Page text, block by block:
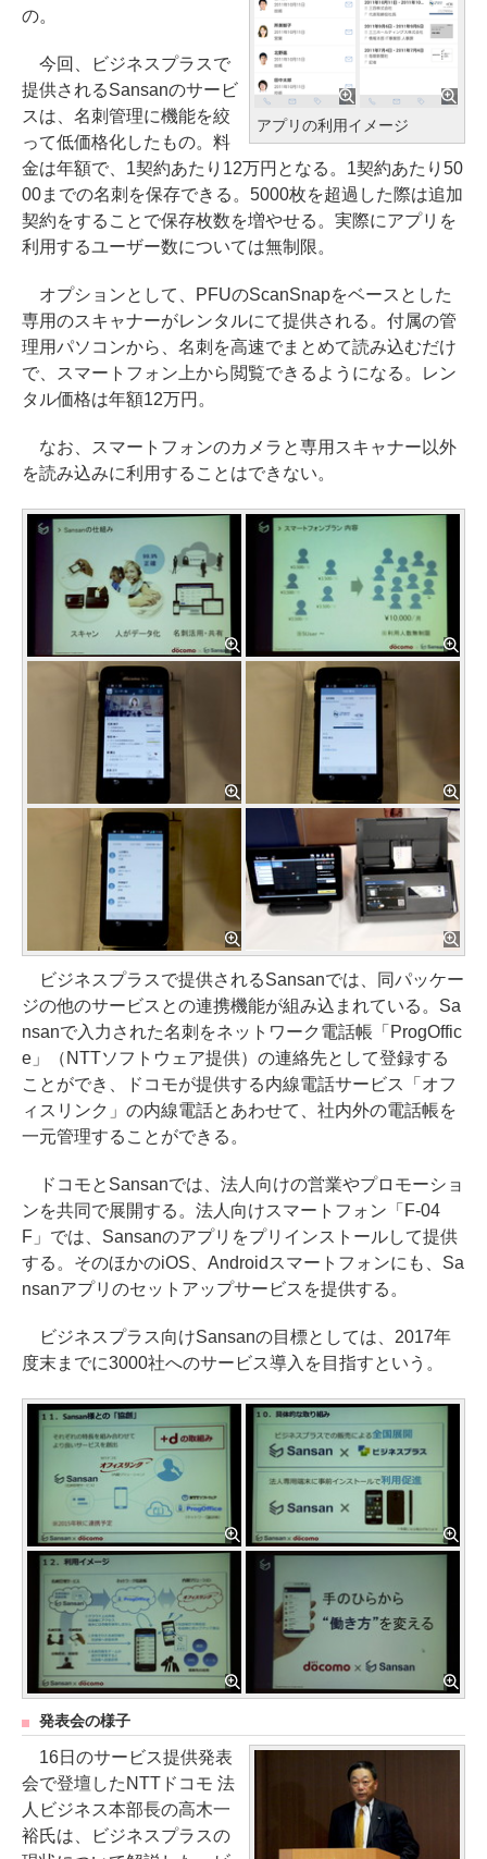
アプリの利用イメージ
の。
今回、ビジネスプラスで
提供されるSansanのサービ
スは、名刺管理に機能を絞
って低価格化したもの。料
金は年額で、1契約あたり12万円となる。1契約あたり50
00までの名刺を保存できる。5000枚を超過した際は追加
契約をすることで保存枚数を増やせる。実際にアプリを
利用するユーザー数については無制限。
オプションとして、PFUのScanSnapをベースとした
専用のスキャナーがレンタルにて提供される。付属の管
理用パソコンから、名刺を高速でまとめて読み込むだけ
で、スマートフォン上から閲覧できるようになる。レン
タル価格は年額12万円。
なお、スマートフォンのカメラと専用スキャナー以外
を読み込みに利用することはできない。
ビジネスプラスで提供されるSansanでは、同パッケー
ジの他のサービスとの連携機能が組み込まれている。Sa
nsanで入力された名刺をネットワーク電話帳「ProgOffic
e」（NTTソフトウェア提供）の連絡先として登録する
ことができ、ドコモが提供する内線電話サービス「オフ
ィスリンク」の内線電話とあわせて、社内外の電話帳を
一元管理することができる。
ドコモとSansanでは、法人向けの営業やプロモーショ
ンを共同で展開する。法人向けスマートフォン「F-04
F」では、Sansanのアプリをプリインストールして提供
する。そのほかのiOS、Androidスマートフォンにも、Sa
nsanアプリのセットアップサービスを提供する。
ビジネスプラス向けSansanの目標としては、2017年
度末までに3000社へのサービス導入を目指すという。
発表会の様子
16日のサービス提供発表
会で登壇したNTTドコモ 法
人ビジネス本部長の高木一
裕氏は、ビジネスプラスの